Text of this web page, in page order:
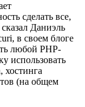
сделать все,
Даниэль
в своем блоге
любой PHP-
использовать
хостинга
(на общем